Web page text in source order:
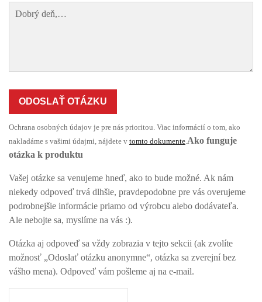
ODOSLAŤ OTÁZKU
Ochrana osobných údajov je pre nás prioritou. Viac informácií o tom, ako
nakladáme s vašimi údajmi, nájdete v tomto dokumente.Ako funguje
otázka k produktu
Vašej otázke sa venujeme hneď, ako to bude možné. Ak nám
niekedy odpoveď trvá dlhšie, pravdepodobne pre vás overujeme
podrobnejšie informácie priamo od výrobcu alebo dodávateľa.
Ale nebojte sa, myslíme na vás :).
Otázka aj odpoveď sa vždy zobrazia v tejto sekcii (ak zvolíte
možnosť „Odoslať otázku anonymne“, otázka sa zverejní bez
vášho mena). Odpoveď vám pošleme aj na e-mail.